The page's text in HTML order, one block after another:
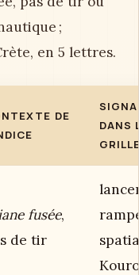
;
en 5 lettres.
DE
DANS
fusée,
de tir